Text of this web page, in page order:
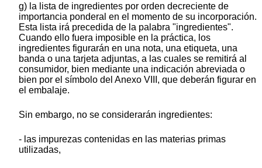
g) la lista de ingredientes por orden decreciente de
importancia ponderal en el momento de su incorporación.
Esta lista irá precedida de la palabra "ingredientes".
Cuando ello fuera imposible en la práctica, los
ingredientes figurarán en una nota, una etiqueta, una
banda o una tarjeta adjuntas, a las cuales se remitirá al
consumidor, bien mediante una indicación abreviada o
bien por el símbolo del Anexo VIII, que deberán figurar en
el embalaje.
Sin embargo, no se considerarán ingredientes:
- las impurezas contenidas en las materias primas
utilizadas,